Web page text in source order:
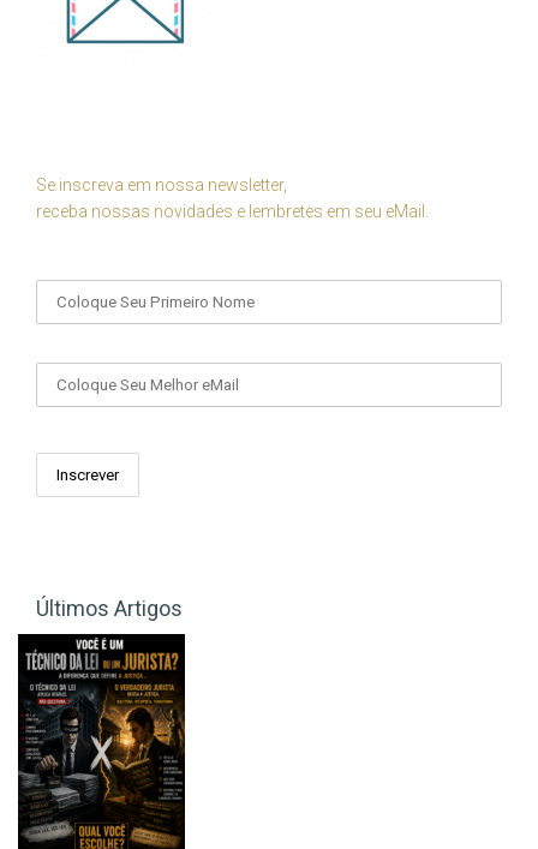
Se inscreva em nossa newsletter,
receba nossas novidades e lembretes em seu eMail.
Últimos Artigos